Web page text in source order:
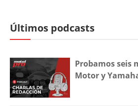
Últimos podcasts
Probamos seis
Motor y